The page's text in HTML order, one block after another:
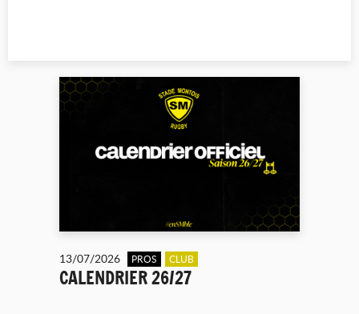
13/07/2026 PROS CLUB
CALENDRIER 26/27